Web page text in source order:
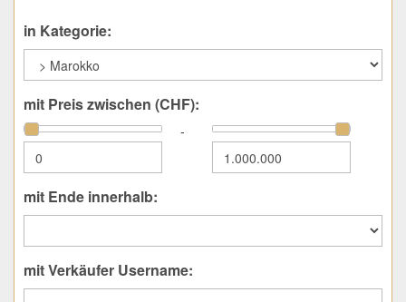
in Kategorie:
mit Preis zwischen (CHF):
-
mit Ende innerhalb:
mit Verkäufer Username: